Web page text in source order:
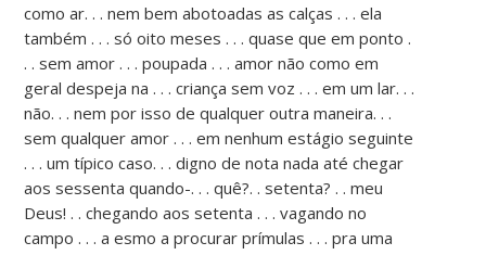
como ar. . . nem bem abotoadas as calças . . . ela
também . . . só oito meses . . . quase que em ponto .
. . sem amor . . . poupada . . . amor não como em
geral despeja na . . . criança sem voz . . . em um lar. . .
não. . . nem por isso de qualquer outra maneira. . .
sem qualquer amor . . . em nenhum estágio seguinte
. . . um típico caso. . . digno de nota nada até chegar
aos sessenta quando-. . . quê?. . setenta? . . meu
Deus! . . chegando aos setenta . . . vagando no
campo . . . a esmo a procurar prímulas . . . pra uma